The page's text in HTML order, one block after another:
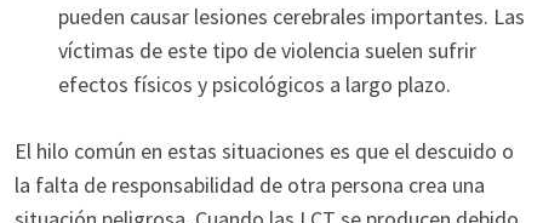
pueden causar lesiones cerebrales importantes. Las
víctimas de este tipo de violencia suelen sufrir
efectos físicos y psicológicos a largo plazo.
El hilo común en estas situaciones es que el descuido o
la falta de responsabilidad de otra persona crea una